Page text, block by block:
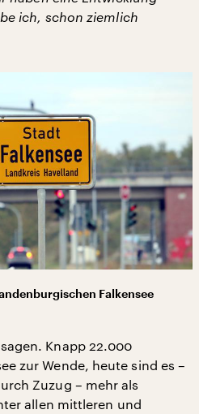
ich, schon ziemlich
Falkensee
Knapp 22.000
zur Wende, heute sind es –
Zuzug – mehr als
allen mittleren und